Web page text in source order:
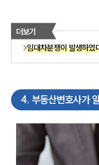
더보기
임대차분쟁이 발생하였
4. 부동산변호사가